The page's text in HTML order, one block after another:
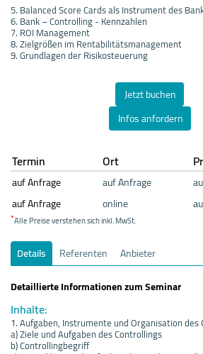
5. Balanced Score Cards als Instrument des
6. Bank – Controlling - Kennzahlen
7. ROI Management
8. Zielgrößen im Rentabilitätsmanagement
9. Grundlagen der Risikosteuerung
Jetzt buchen
Infos anfordern
Termin Ort
auf Anfrage auf Anfrage
auf Anfrage
online
*Alle Preise verstehen sich inkl. MwSt.
Details Referenten
Anbieter
Detaillierte Informationen zum Seminar
Inhalte:
1. Aufgaben, Instrumente und Organisation des
a) Ziele und Aufgaben des Controllings
b) Controllingbegriff